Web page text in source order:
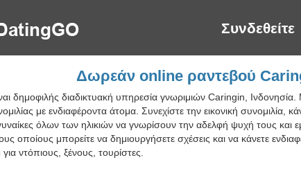
Συνδεθείτε
Δωρεάν online ραντεβού
δημοφιλής διαδικτυακή υπηρεσία γνωριμιών Caringin,
με ενδιαφέροντα άτομα. Συνεχίστε την εικονική συνομιλία,
όλων των ηλικιών να γνωρίσουν την αδελφή ψυχή τους και
οποίους μπορείτε να δημιουργήσετε σχέσεις και να κάνετε
ντόπιους, ξένους, τουρίστες.